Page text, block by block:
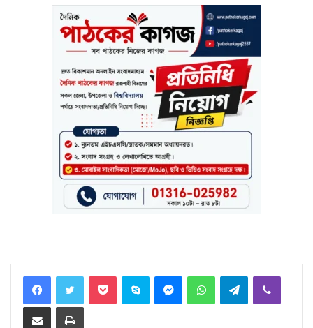
FacebookTwitter Pocket Skype MessengerWhatsAppTelegramViber
Share via Email Print